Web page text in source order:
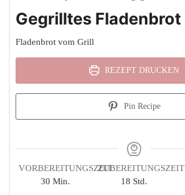
Gegrilltes Fladenbrot
Fladenbrot vom Grill
REZEPT DRUCKEN
Pin Recipe
VORBEREITUNGSZEIT
30Minuten
Min.
ZUBEREITUNGSZEIT
18 Stunden
Std.